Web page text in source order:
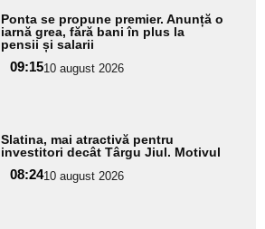
Ponta se propune premier. Anunță o
iarnă grea, fără bani în plus la
pensii și salarii
09:1510 august 2026
Slatina, mai atractivă pentru
investitori decât Târgu Jiul. Motivul
08:2410 august 2026